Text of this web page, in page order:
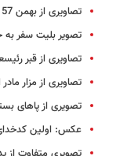
تصاویری از بهمن 57
تصویر بلیت سفر به حج در سال 1327؛ رفت
تصاویری از قبر
تصاویری از مزار
تصویری از پاهای
عکس: اولین